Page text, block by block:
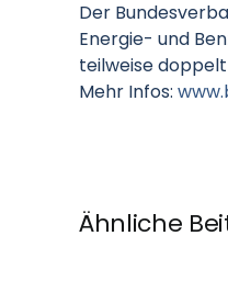
Der
Energie- und
teilweise
Mehr Infos:
Ähnliche